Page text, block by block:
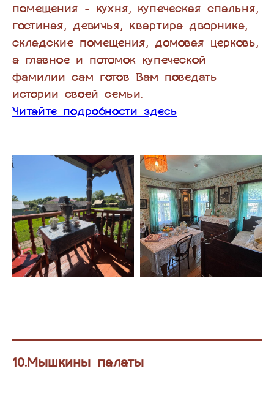
помещения - кухня, купеческая спальня,
гостиная, девичья, квартира дворника,
складские помещения, домовая церковь,
а главное и потомок купеческой
фамилии сам готов Вам поведать
истории своей семьи.
Читайте подробности здесь
10.Мышкины палаты